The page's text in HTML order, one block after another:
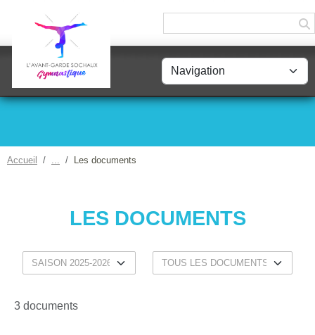
Accueil Les documents
LES DOCUMENTS
3 documents